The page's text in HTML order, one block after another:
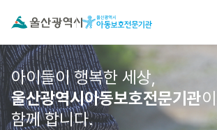
아이들이 행복한 세상,
울산광역시아동보호전문기관이
함께 합니다.